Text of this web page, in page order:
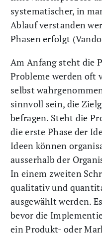
systematischer, in
Ablauf verstanden
Phasen erfolgt
Am Anfang steht die
Probleme werden oft
selbst
sinnvoll sein, die
befragen. Steht die
die erste Phase der
Ideen können
ausserhalb der
In einem zweiten
qualitativ und
ausgewählt werden.
bevor die
ein Produkt- oder